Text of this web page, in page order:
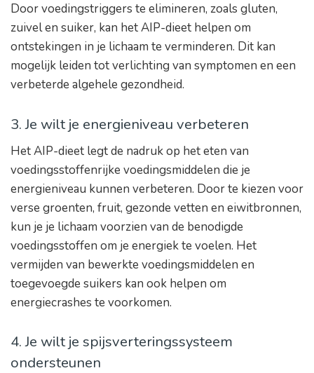
Door voedingstriggers te elimineren, zoals gluten,
zuivel en suiker, kan het AIP-dieet helpen om
ontstekingen in je lichaam te verminderen. Dit kan
mogelijk leiden tot verlichting van symptomen en een
verbeterde algehele gezondheid.
3. Je wilt je energieniveau verbeteren
Het AIP-dieet legt de nadruk op het eten van
voedingsstoffenrijke voedingsmiddelen die je
energieniveau kunnen verbeteren. Door te kiezen voor
verse groenten, fruit, gezonde vetten en eiwitbronnen,
kun je je lichaam voorzien van de benodigde
voedingsstoffen om je energiek te voelen. Het
vermijden van bewerkte voedingsmiddelen en
toegevoegde suikers kan ook helpen om
energiecrashes te voorkomen.
4. Je wilt je spijsverteringssysteem
ondersteunen